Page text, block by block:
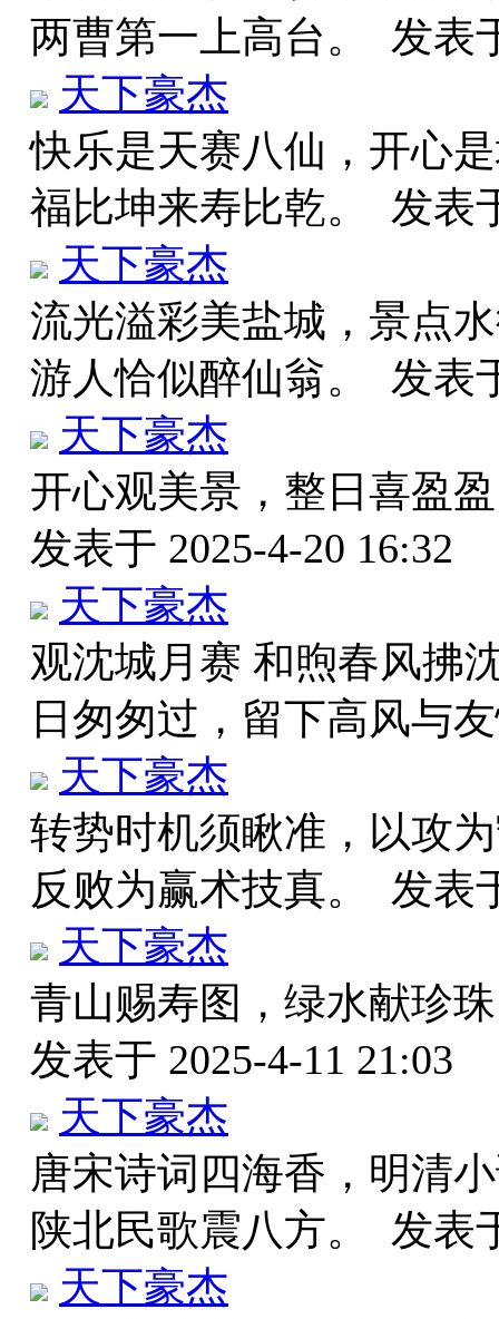
两曹第一上高台。 发表
天下豪杰
快乐是天赛八仙，开心
福比坤来寿比乾。 发表
天下豪杰
流光溢彩美盐城，景点
游人恰似醉仙翁。 发表
天下豪杰
开心观美景，整日喜盈
发表于 2025-4-20 16:32
天下豪杰
观沈城月赛 和煦春风拂
日匆匆过，留下高风与
天下豪杰
转势时机须瞅准，以攻
反败为赢术技真。 发表
天下豪杰
青山赐寿图，绿水献珍
发表于 2025-4-11 21:03
天下豪杰
唐宋诗词四海香，明清
陕北民歌震八方。 发表
天下豪杰